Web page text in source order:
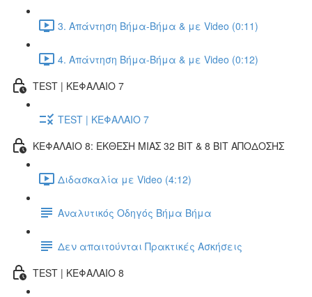
3. Απάντηση Βήμα-Βήμα & με Video (0:11)
4. Απάντηση Βήμα-Βήμα & με Video (0:12)
TEST | ΚΕΦΑΛΑΙΟ 7
TEST | ΚΕΦΑΛΑΙΟ 7
ΚΕΦΑΛΑΙΟ 8: ΕΚΘΕΣΗ ΜΙΑΣ 32 BIT & 8 BIT ΑΠΟΔΟΣΗΣ
Διδασκαλία με Video (4:12)
Αναλυτικός Οδηγός Βήμα Βήμα
Δεν απαιτούνται Πρακτικές Ασκήσεις
TEST | ΚΕΦΑΛΑΙΟ 8